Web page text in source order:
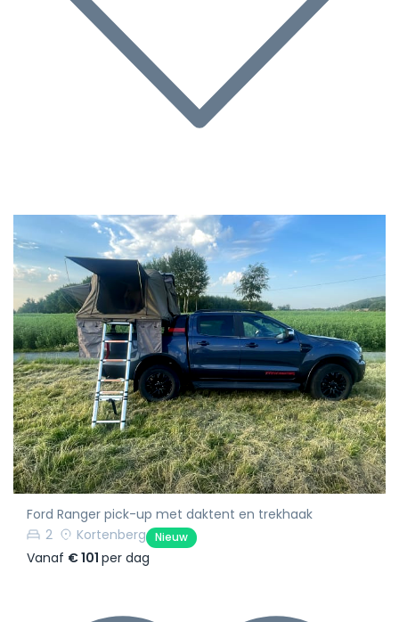
Ford Ranger pick-up met daktent en trekhaak
2
Kortenberg Nieuw
Vanaf € 101 per dag